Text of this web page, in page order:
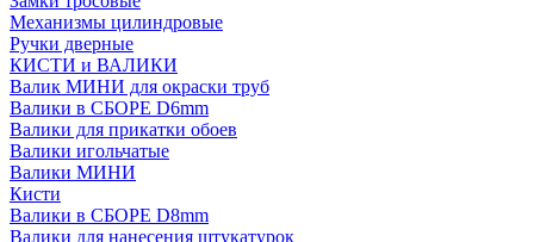
Механизмы цилиндровые
Ручки дверные
КИСТИ и ВАЛИКИ
Валик МИНИ для окраски труб
Валики в СБОРЕ D6mm
Валики для прикатки обоев
Валики игольчатые
Валики МИНИ
Кисти
Валики в СБОРЕ D8mm
Валики для нанесения штукатурок